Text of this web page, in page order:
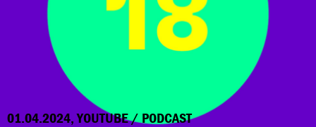
01.04.2024, YOUTUBE / PODCAST